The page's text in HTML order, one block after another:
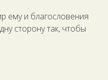
ему и благословения
сторону так, чтобы